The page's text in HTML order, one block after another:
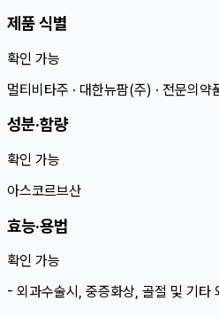
제품 식별
확인 가능
멀티비타주 · 대한뉴팜(주) · 전문의약
성분·함량
확인 가능
아스코르브산
효능·용법
확인 가능
- 외과수술시, 중증화상, 골절 및 기타